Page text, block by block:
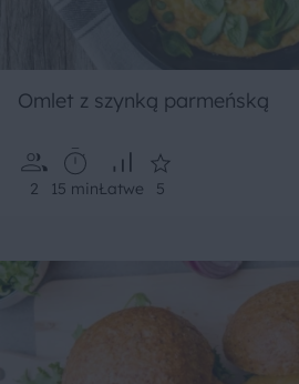
Omlet z szynką parmeńską
2 15 minŁatwe 5